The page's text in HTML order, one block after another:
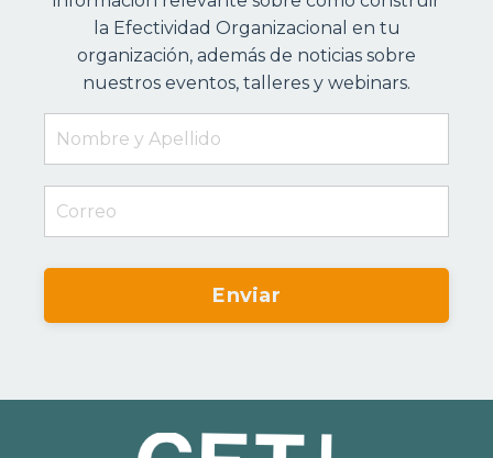
la Efectividad Organizacional en tu
organización, además de noticias sobre
nuestros eventos, talleres y webinars.
Enviar